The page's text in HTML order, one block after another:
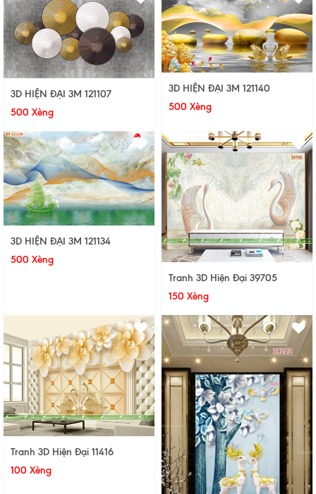
3D HIỆN ĐẠI 3M 121107
500 Xèng
3D HIỆN ĐẠI 3M 121140
500 Xèng
3D HIỆN ĐẠI 3M 121134
500 Xèng
Tranh 3D Hiện Đại 39705
150 Xèng
Tranh 3D Hiện Đại 11416
100 Xèng